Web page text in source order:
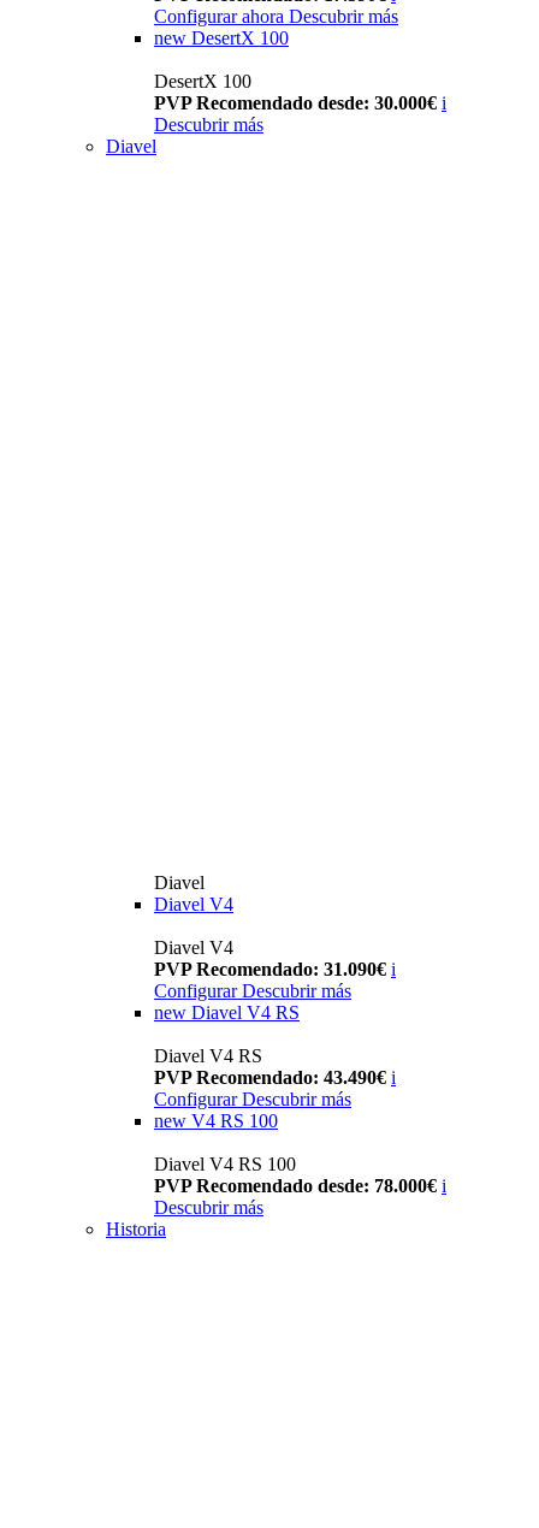
Configurar ahora Descubrir más
new DesertX 100
DesertX 100
PVP Recomendado desde: 30.000€ i
Descubrir más
Diavel
Diavel
Diavel V4
Diavel V4
PVP Recomendado: 31.090€ i
Configurar Descubrir más
new Diavel V4 RS
Diavel V4 RS
PVP Recomendado: 43.490€ i
Configurar Descubrir más
new V4 RS 100
Diavel V4 RS 100
PVP Recomendado desde: 78.000€ i
Descubrir más
Historia